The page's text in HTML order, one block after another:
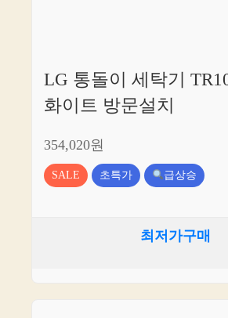
LG 통돌이 세탁기
화이트 방문설치
354,020원
SALE 초특가 급상승
최저가구매